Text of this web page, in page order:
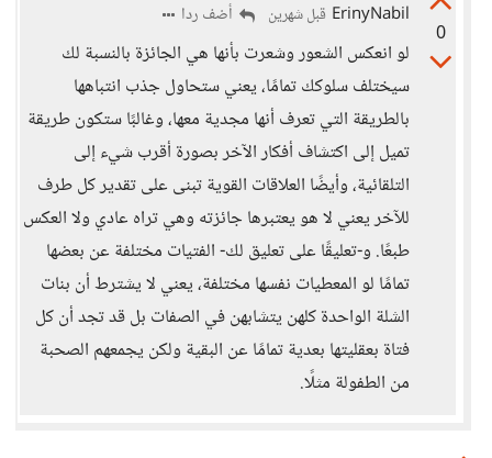
0
ErinyNabil قبل شهرين أضف ردا
لو انعكس الشعور وشعرت بأنها هي الجائزة بالنسبة لك
سيختلف سلوكك تمامًا، يعني ستحاول جذب انتباهها
بالطريقة التي تعرف أنها مجدية معها، وغالبًا ستكون طريقة
تميل إلى اكتشاف أفكار الآخر بصورة أقرب شيء إلى
التلقائية، وأيضًا العلاقات القوية تبنى على تقدير كل طرف
للآخر يعني لا هو يعتبرها جائزته وهي تراه عادي ولا العكس
طبعًا. و-تعليقًا على تعليق لك- الفتيات مختلفة عن بعضها
تمامًا لو المعطيات نفسها مختلفة، يعني لا يشترط أن بنات
الشلة الواحدة كلهن يتشابهن في الصفات بل قد تجد أن كل
فتاة بعقليتها بعدية تمامًا عن البقية ولكن يجمعهم الصحبة
من الطفولة مثلًا.